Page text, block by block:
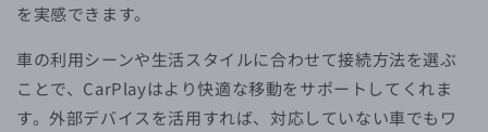
を実感できます。
車の利用シーンや生活スタイルに合わせて接続方法を選ぶ
ことで、CarPlayはより快適な移動をサポートしてくれま
す。外部デバイスを活用すれば、対応していない車でもワ